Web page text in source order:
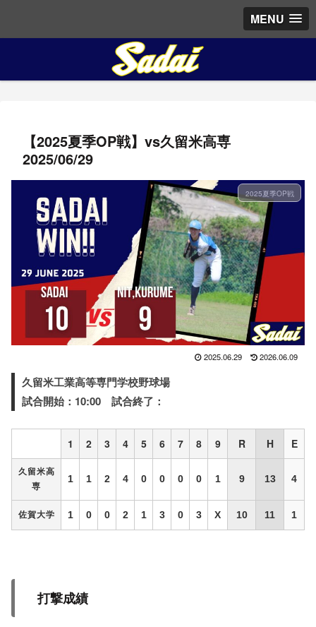
MENU
【2025夏季OP戦】vs久留米高専
2025/06/29
2025夏季OP戦
2025.06.29 2026.06.09
久留米工業高等専門学校野球場
試合開始：10:00 試合終了：
1 2 3 4 5 6 7 8 9 R H E
久留米高
専
1 1 2 4 0 0 0 0 1 9 13 4
佐賀大学 1 0 0 2 1 3 0 3 X 10 11 1
打撃成績